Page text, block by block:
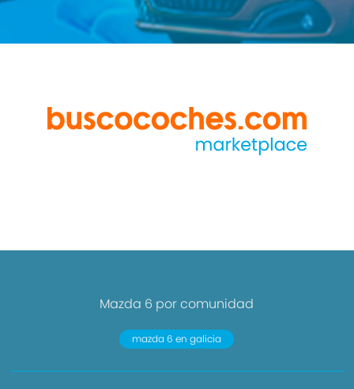
Mazda 6 por comunidad
mazda 6 en galicia